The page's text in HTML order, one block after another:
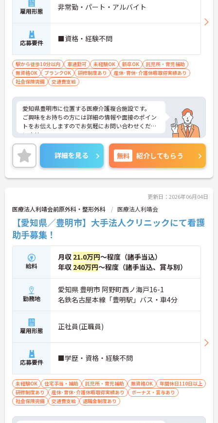
雇用形態 非常勤・パート・アルバイト
応募要件 ■資格・経験不問
駅から徒歩10分以内 車通勤可 未経験OK 新卒OK
託児所・育児補助
無資格OK
ブランクOK 研修制度あり
産休･育休･介護休暇取得実績あり
社会保険完備
交通費支給
愛知県豊明市に位置する医療介護複合施設です。
ご興味をお持ちの方には詳細の情報や面接のポイン
トをお伝えしますのでお気軽にお問い合わせくださ
いませ。
詳細を見る 無料 紹介してもらう
更新日：2026年06月04日
医療法人利靖会前原外科・整形外科 医療法人利靖会
【愛知県／豊明市】大手法人クリニックにて看護
助手募集！
給料
月収 21.0万円～程度（諸手当込）
年収 240万円～程度（諸手当込、賞与別）
勤務地
愛知県 豊明市 阿野町西ノ海戸16-1
名鉄名古屋本線「豊明駅」バス・車4分
雇用形態 正社員(正職員)
応募要件 ■学歴・資格・経験不問
未経験OK 住宅手当・補助 託児所・育児補助 無資格OK
年間休日110日以上
研修制度あり
産休･育休･介護休暇取得実績あり
ボーナス・賞与あり
社会保険完備
交通費支給 退職金制度あり